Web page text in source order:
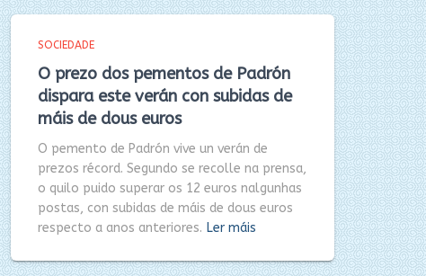
SOCIEDADE
O prezo dos pementos de Padrón
dispara este verán con subidas de
máis de dous euros
O pemento de Padrón vive un verán de
prezos récord. Segundo se recolle na prensa,
o quilo puido superar os 12 euros nalgunhas
postas, con subidas de máis de dous euros
respecto a anos anteriores. Ler máis